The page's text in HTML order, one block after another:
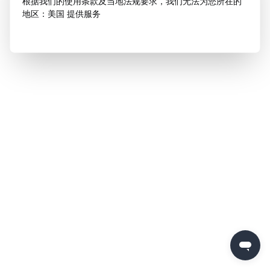
地区：美国 提供服务